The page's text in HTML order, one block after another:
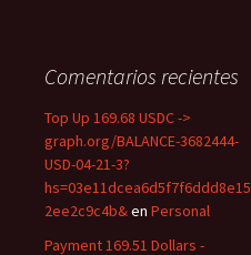
Comentarios recientes
Top Up 169.68 USDC ->
graph.org/BALANCE-3682444-
USD-04-21-3?
hs=03e11dcea6d5f7f6ddd8e15
2ee2c9c4b&en Personal
Payment 169.51 Dollars -